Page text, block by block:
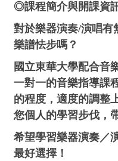
◎課程簡介與開課資
對於樂器演奏/演唱有
樂譜怯步嗎？
國立東華大學配合音
一對一的音樂指導課
的程度，適度的調整
您個人的學習步伐，
希望學習樂器演奏／
最好選擇！